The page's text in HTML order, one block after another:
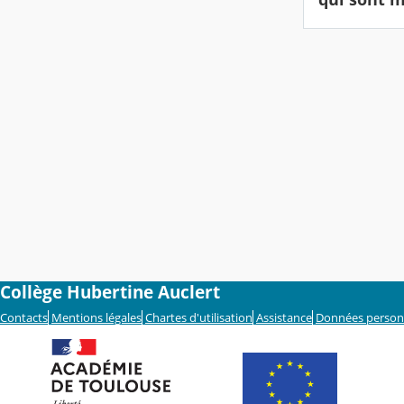
Collège Hubertine Auclert
Contacts Mentions légales Chartes d'utilisation Assistance Données